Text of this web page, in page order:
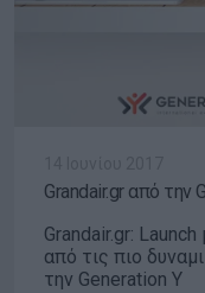
Grandair.gr από την
Grandair.gr:
από τις πιο
την Generation Y